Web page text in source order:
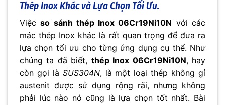
Thép Inox Khác và Lựa Chọn Tối Ưu.
Việcso sánh thép Inox 06Cr19Ni10N với các
mác thép Inox khác là rất quan trọng để đưa ra
lựa chọn tối ưu cho từng ứng dụng cụ thể. Như
chúng ta đã biết, thép Inox 06Cr19Ni10N, hay
còn gọi là SUS304N, là một loại thép không gỉ
austenit được sử dụng rộng rãi, nhưng không
phải lúc nào nó cũng là lựa chọn tốt nhất. Bài